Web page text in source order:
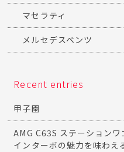
マセラティ
メルセデスベンツ
Recent entries
甲子園
AMG C63S ステーション
インターボの魅力を味わえ